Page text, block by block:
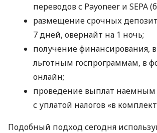
переводов с Payoneer и SEPA
размещение срочных
7 дней, овернайт на 1 ночь;
получение финансирования,
льготным госпрограммам, в
онлайн;
проведение выплат наемным
с уплатой налогов «в
Подобный подход сегодня